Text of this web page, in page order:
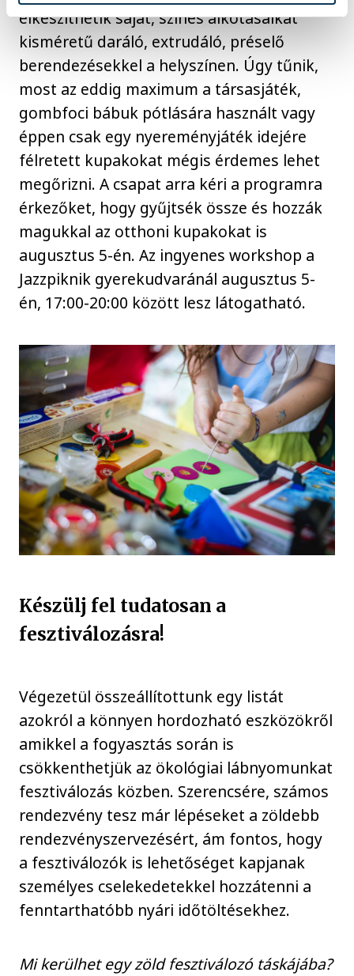
elkészíthetik saját, színes alkotásaikat
kisméretű daráló, extrudáló, préselő
berendezésekkel a helyszínen. Úgy tűnik,
most az eddig maximum a társasjáték,
gombfoci bábuk pótlására használt vagy
éppen csak egy nyereményjáték idejére
félretett kupakokat mégis érdemes lehet
megőrizni. A csapat arra kéri a programra
érkezőket, hogy gyűjtsék össze és hozzák
magukkal az otthoni kupakokat is
augusztus 5-én. Az ingyenes workshop a
Jazzpiknik gyerekudvaránál augusztus 5-
én, 17:00-20:00 között lesz látogatható.
Készülj fel tudatosan a
fesztiválozásra!
Végezetül összeállítottunk egy listát
azokról a könnyen hordozható eszközökről
amikkel a fogyasztás során is
csökkenthetjük az ökológiai lábnyomunkat
fesztiválozás közben. Szerencsére, számos
rendezvény tesz már lépéseket a zöldebb
rendezvényszervezésért, ám fontos, hogy
a fesztiválozók is lehetőséget kapjanak
személyes cselekedetekkel hozzátenni a
fenntarthatóbb nyári időtöltésekhez.
Mi kerülhet egy zöld fesztiválozó táskájába?